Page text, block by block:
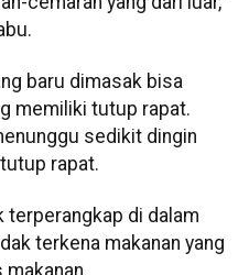
baru dimasak bisa
memiliki tutup rapat.
sedikit dingin
rapat.
terperangkap di dalam
terkena makanan yang